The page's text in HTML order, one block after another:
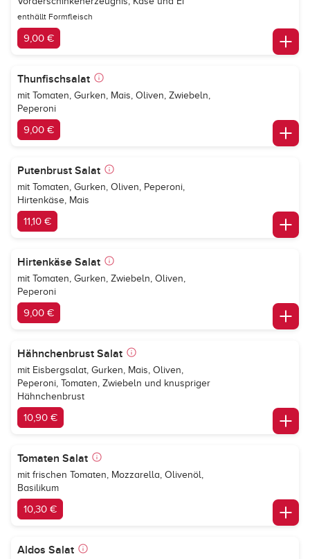
enthällt Formfleisch
9,00 €
Thunfischsalat
mit Tomaten, Gurken, Mais, Oliven, Zwiebeln,
Peperoni
9,00 €
Putenbrust Salat
mit Tomaten, Gurken, Oliven, Peperoni,
Hirtenkäse, Mais
11,10 €
Hirtenkäse Salat
mit Tomaten, Gurken, Zwiebeln, Oliven,
Peperoni
9,00 €
Hähnchenbrust Salat
mit Eisbergsalat, Gurken, Mais, Oliven,
Peperoni, Tomaten, Zwiebeln und knuspriger
Hähnchenbrust
10,90 €
Tomaten Salat
mit frischen Tomaten, Mozzarella, Olivenöl,
Basilikum
10,30 €
Aldos Salat